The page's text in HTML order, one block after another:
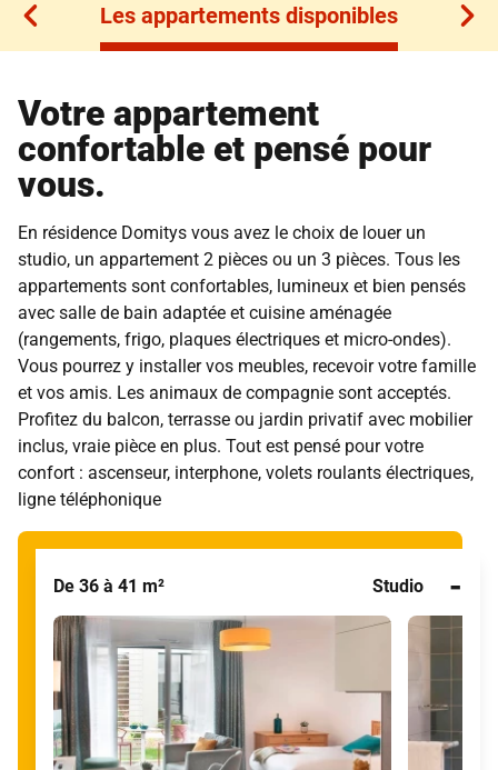
Les appartements disponibles
Les appartements disponibles
Votre appartement
confortable et pensé pour
vous.
En résidence Domitys vous avez le choix de louer un
studio, un appartement 2 pièces ou un 3 pièces. Tous les
appartements sont confortables, lumineux et bien pensés
avec salle de bain adaptée et cuisine aménagée
(rangements, frigo, plaques électriques et micro-ondes).
Vous pourrez y installer vos meubles, recevoir votre famille
et vos amis. Les animaux de compagnie sont acceptés.
Profitez du balcon, terrasse ou jardin privatif avec mobilier
inclus, vraie pièce en plus. Tout est pensé pour votre
confort : ascenseur, interphone, volets roulants électriques,
ligne téléphonique
De 36 à 41 m² Studio -